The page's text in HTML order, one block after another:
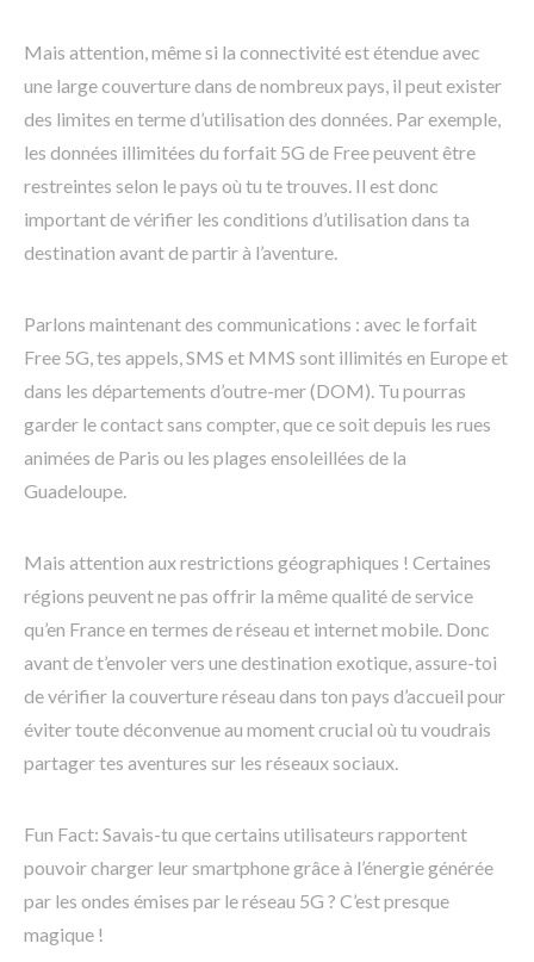
Mais attention, même si la connectivité est étendue avec
une large couverture dans de nombreux pays, il peut exister
des limites en terme d’utilisation des données. Par exemple,
les données illimitées du forfait 5G de Free peuvent être
restreintes selon le pays où tu te trouves. Il est donc
important de vérifier les conditions d’utilisation dans ta
destination avant de partir à l’aventure.
Parlons maintenant des communications : avec le forfait
Free 5G, tes appels, SMS et MMS sont illimités en Europe et
dans les départements d’outre-mer (DOM). Tu pourras
garder le contact sans compter, que ce soit depuis les rues
animées de Paris ou les plages ensoleillées de la
Guadeloupe.
Mais attention aux restrictions géographiques ! Certaines
régions peuvent ne pas offrir la même qualité de service
qu’en France en termes de réseau et internet mobile. Donc
avant de t’envoler vers une destination exotique, assure-toi
de vérifier la couverture réseau dans ton pays d’accueil pour
éviter toute déconvenue au moment crucial où tu voudrais
partager tes aventures sur les réseaux sociaux.
Fun Fact: Savais-tu que certains utilisateurs rapportent
pouvoir charger leur smartphone grâce à l’énergie générée
par les ondes émises par le réseau 5G ? C’est presque
magique !